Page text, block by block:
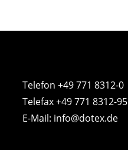
Telefon +49 771 8312-0
Telefax +49 771 8312-95
E-Mail: info@dotex.de